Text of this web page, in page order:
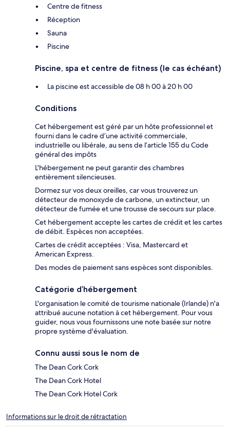
Centre de fitness
Réception
Sauna
Piscine
Piscine, spa et centre de fitness (le cas échéant)
La piscine est accessible de 08 h 00 à 20 h 00
Conditions
Cet hébergement est géré par un hôte professionnel et
fourni dans le cadre d’une activité commerciale,
industrielle ou libérale, au sens de l’article 155 du Code
général des impôts
L'hébergement ne peut garantir des chambres
entièrement silencieuses.
Dormez sur vos deux oreilles, car vous trouverez un
détecteur de monoxyde de carbone, un extincteur, un
détecteur de fumée et une trousse de secours sur place.
Cet hébergement accepte les cartes de crédit et les cartes
de débit. Espèces non acceptées.
Cartes de crédit acceptées : Visa, Mastercard et
American Express.
Des modes de paiement sans espèces sont disponibles.
Catégorie d’hébergement
L'organisation le comité de tourisme nationale (Irlande) n'a
attribué aucune notation à cet hébergement. Pour vous
guider, nous vous fournissons une note basée sur notre
propre système d'évaluation.
Connu aussi sous le nom de
The Dean Cork Cork
The Dean Cork Hotel
The Dean Cork Hotel Cork
Informations sur le droit de rétractation